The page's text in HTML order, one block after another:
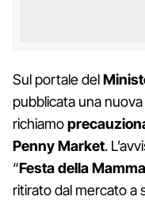
Sul portale del
pubblicata una nuova
richiamo
Penny Market.
“Festa della Mamma
ritirato dal mercato a